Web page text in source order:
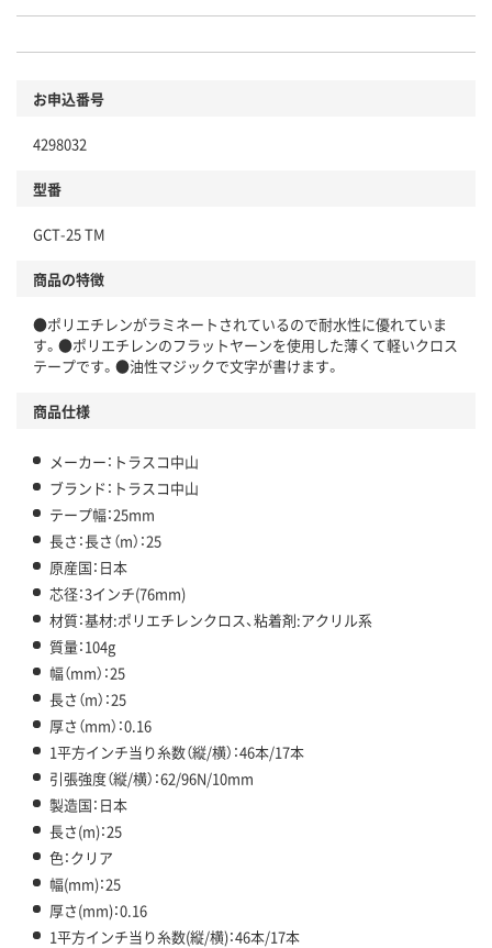
お申込番号
4298032
型番
GCT-25 TM
商品の特徴
●ポリエチレンがラミネートされているので耐水性に優れていま
す。●ポリエチレンのフラットヤーンを使用した薄くて軽いクロス
テープです。●油性マジックで文字が書けます。
商品仕様
メーカー：トラスコ中山
ブランド：トラスコ中山
テープ幅：25mm
長さ：長さ（m）：25
原産国：日本
芯径：3インチ(76mm)
材質：基材:ポリエチレンクロス、粘着剤:アクリル系
質量：104g
幅（mm）：25
長さ（m）：25
厚さ（mm）：0.16
1平方インチ当り糸数（縦/横）：46本/17本
引張強度（縦/横）：62/96N/10mm
製造国：日本
長さ(m)：25
色：クリア
幅(mm)：25
厚さ(mm)：0.16
1平方インチ当り糸数(縦/横)：46本/17本